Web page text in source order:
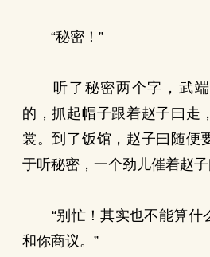
“秘密！”
听了秘密两个字，武端
的，抓起帽子跟着赵子曰走
裳。到了饭馆，赵子曰随便
于听秘密，一个劲儿催着赵子
“别忙！其实也不能算什
和你商议。”